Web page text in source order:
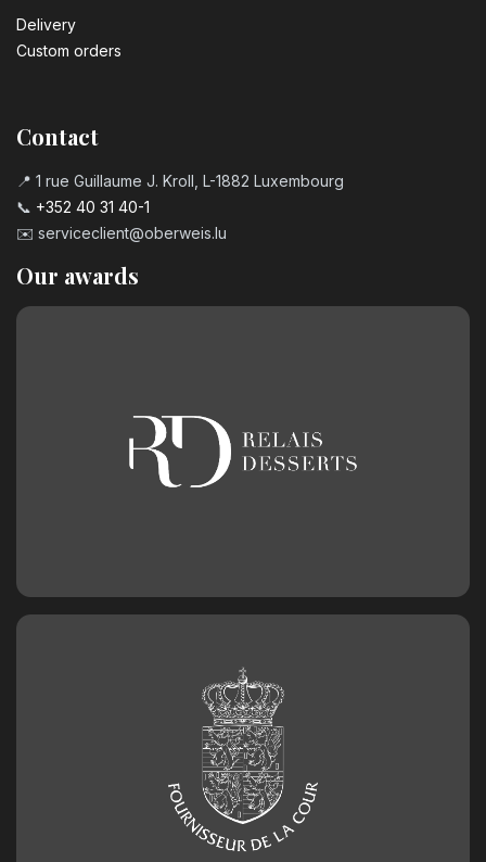
Delivery
Custom orders
Contact
📍 1 rue Guillaume J. Kroll, L-1882 Luxembourg
📞 +352 40 31 40-1
✉️ serviceclient@oberweis.lu
Our awards